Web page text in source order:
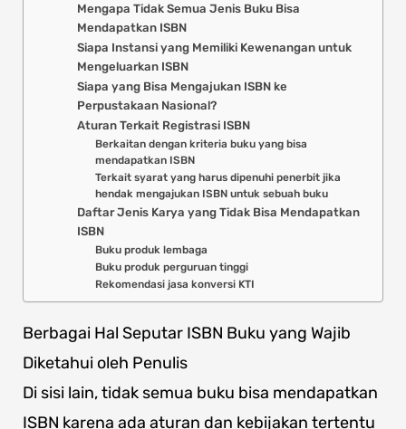
Mengapa Tidak Semua Jenis Buku Bisa
Mendapatkan ISBN
Siapa Instansi yang Memiliki Kewenangan untuk
Mengeluarkan ISBN
Siapa yang Bisa Mengajukan ISBN ke
Perpustakaan Nasional?
Aturan Terkait Registrasi ISBN
Berkaitan dengan kriteria buku yang bisa
mendapatkan ISBN
Terkait syarat yang harus dipenuhi penerbit jika
hendak mengajukan ISBN untuk sebuah buku
Daftar Jenis Karya yang Tidak Bisa Mendapatkan
ISBN
Buku produk lembaga
Buku produk perguruan tinggi
Rekomendasi jasa konversi KTI
Berbagai Hal Seputar ISBN Buku yang Wajib
Diketahui oleh Penulis
Di sisi lain, tidak semua buku bisa mendapatkan
ISBN karena ada aturan dan kebijakan tertentu